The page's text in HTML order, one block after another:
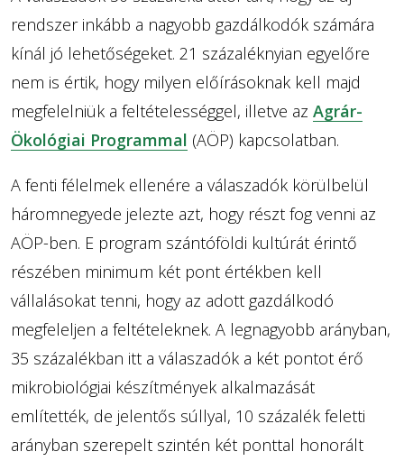
rendszer inkább a nagyobb gazdálkodók számára
kínál jó lehetőségeket. 21 százaléknyian egyelőre
nem is értik, hogy milyen előírásoknak kell majd
megfelelniük a feltételességgel, illetve az Agrár-
Ökológiai Programmal (AÖP) kapcsolatban.
A fenti félelmek ellenére a válaszadók körülbelül
háromnegyede jelezte azt, hogy részt fog venni az
AÖP-ben. E program szántóföldi kultúrát érintő
részében minimum két pont értékben kell
vállalásokat tenni, hogy az adott gazdálkodó
megfeleljen a feltételeknek. A legnagyobb arányban,
35 százalékban itt a válaszadók a két pontot érő
mikrobiológiai készítmények alkalmazását
említették, de jelentős súllyal, 10 százalék feletti
arányban szerepelt szintén két ponttal honorált